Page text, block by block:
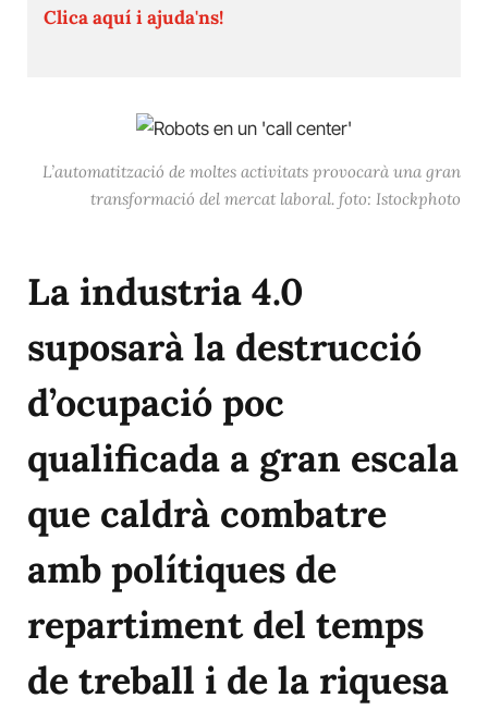
Clica aquí i ajuda'ns!
L’automatització de moltes activitats provocarà una gran
transformació del mercat laboral. foto: Istockphoto
La industria 4.0
suposarà la destrucció
d’ocupació poc
qualificada a gran escala
que caldrà combatre
amb polítiques de
repartiment del temps
de treball i de la riquesa